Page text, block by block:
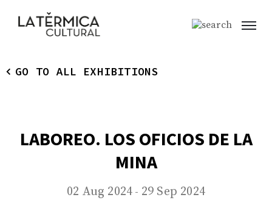
GO TO ALL EXHIBITIONS
LABOREO. LOS OFICIOS DE LA
MINA
02 Aug 2024 - 29 Sep 2024